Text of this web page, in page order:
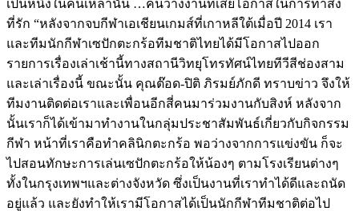
เป็นหนึ่งในคนเหล่านั้น …คนว่างงานที่เสียโอกาสในการทำสิ่ง
ที่รัก “หลังจากจบกีฬาเอเชียนเกมส์ที่เกาหลีใต้เมื่อปี 2014 เรา
และทีมนักกีฬาเซปักตะกร้อทีมชาติไทยได้มีโอกาสไปออก
รายการเรื่องเล่าเช้านี้ทางสถานีวิทยุโทรทัศน์ไทยทีวีสีช่องสาม
และเล่าเรื่องนี้ ขณะนั้น คุณต๊อด-ปิติ ภิรมย์ภักดี ทราบข่าว จึงให้
ทีมงานติดต่อเราและเพื่อนอีกสี่คนมาร่วมงานกับสิงห์ หลังจาก
นั้นเราก็ได้เข้ามาทำงานในกลุ่มประชาสัมพันธ์เกี่ยวกับกิจกรรม
กีฬา หน้าที่เราคือทำคลินิกตะกร้อ พอว่างจากการแข่งขัน ก็จะ
ไปสอนทักษะการเล่นเซปักตะกร้อให้น้องๆ ตามโรงเรียนต่างๆ
ทั้งในกรุงเทพฯและต่างจังหวัด ซึ่งเป็นงานที่เราทำได้ดีและถนัด
อยู่แล้ว และยังทำให้เรามีโอกาสได้เป็นนักกีฬาทีมชาติต่อไป